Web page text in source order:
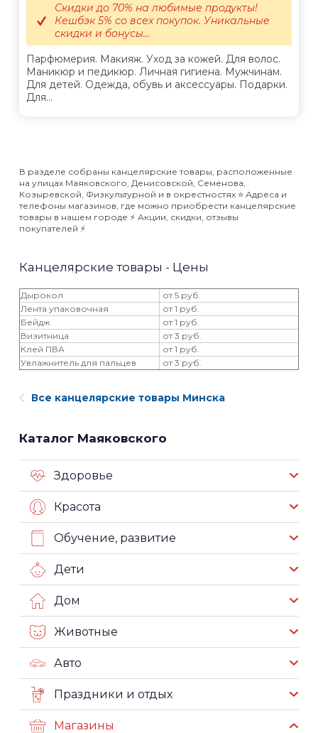
Парфюмерия. Макияж. Уход за кожей. Для волос.
Маникюр и педикюр. Личная гигиена. Мужчинам.
Для детей. Одежда, обувь и аксессуары. Подарки.
Для...
Скидки до 70% на любимые продукты!
Кешбэк 5% со всех покупок. Уникальные
скидки и бонусы...
В разделе собраны канцелярские товары, расположенные
на улицах Маяковского, Денисовской, Семенова,
Козыревской, Физкультурной и в окрестностях ⭐️ Адреса и
телефоны магазинов, где можно приобрести канцелярские
товары в нашем городе ⚡️ Акции, скидки, отзывы
покупателей ⚡️
Канцелярские товары - Цены
Дырокол
от 5 руб.
Лента упаковочная
от 1 руб.
Бейдж
от 1 руб.
Визитница
от 3 руб.
Клей ПВА
от 1 руб.
Увлажнитель для пальцев
от 3 руб.
Все канцелярские товары Минска
Каталог Маяковского
Здоровье
Красота
Обучение, развитие
Дети
Дом
Животные
Авто
Праздники и отдых
Магазины